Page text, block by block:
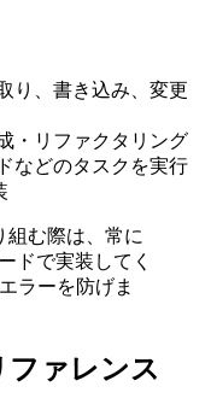
り、書き込み、変更
・リファクタリング
などのタスクを実行
組む際は、常に
ドで実装してく
ラーを防げま
ァレンス